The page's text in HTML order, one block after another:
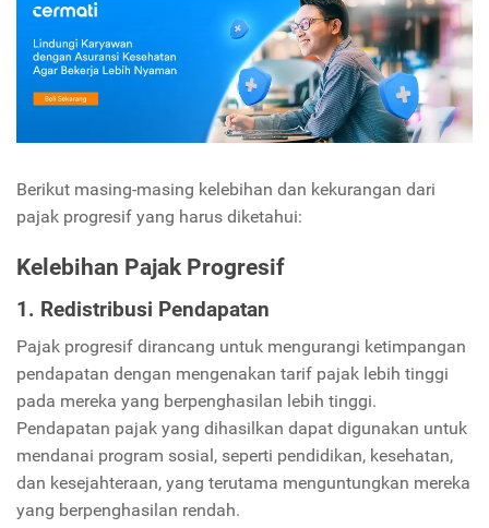
Berikut masing-masing kelebihan dan kekurangan dari
pajak progresif yang harus diketahui:
Kelebihan Pajak Progresif
1. Redistribusi Pendapatan
Pajak progresif dirancang untuk mengurangi ketimpangan
pendapatan dengan mengenakan tarif pajak lebih tinggi
pada mereka yang berpenghasilan lebih tinggi.
Pendapatan pajak yang dihasilkan dapat digunakan untuk
mendanai program sosial, seperti pendidikan, kesehatan,
dan kesejahteraan, yang terutama menguntungkan mereka
yang berpenghasilan rendah.